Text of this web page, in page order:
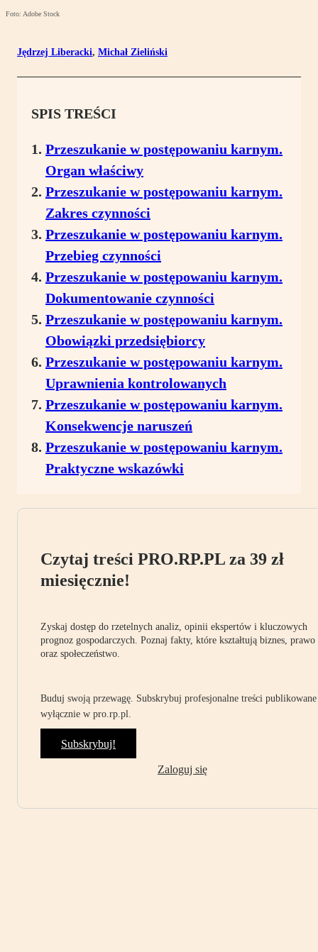
Foto: Adobe Stock
Jędrzej Liberacki, Michał Zieliński
SPIS TREŚCI
Przeszukanie w postępowaniu karnym.
Organ właściwy
Przeszukanie w postępowaniu karnym.
Zakres czynności
Przeszukanie w postępowaniu karnym.
Przebieg czynności
Przeszukanie w postępowaniu karnym.
Dokumentowanie czynności
Przeszukanie w postępowaniu karnym.
Obowiązki przedsiębiorcy
Przeszukanie w postępowaniu karnym.
Uprawnienia kontrolowanych
Przeszukanie w postępowaniu karnym.
Konsekwencje naruszeń
Przeszukanie w postępowaniu karnym.
Praktyczne wskazówki
Czytaj treści PRO.RP.PL za 39 zł
miesięcznie!
Zyskaj dostęp do rzetelnych analiz, opinii ekspertów i kluczowych
prognoz gospodarczych. Poznaj fakty, które kształtują biznes, prawo
oraz społeczeństwo.
Buduj swoją przewagę. Subskrybuj profesjonalne treści publikowane
wyłącznie w pro.rp.pl.
Subskrybuj!
Zaloguj się